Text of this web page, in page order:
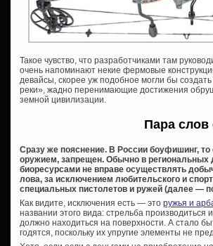
Такое чувство, что разработчиками там
очень напоминают некие фермовые
девайсы, скорее уж подобное могли бы
реки», жадно перенимающие достижения
земной цивилизации.
Пара
Сразу же пояснение. В России боуфишинг,
оружием, запрещен. Обычно в региональных
биоресурсами не вправе осуществлять
лова, за исключением любительского и
специальных пистолетов и ружей (далее —
Как видите, исключения есть — это ружья и
названии этого вида: стрельба
должно находиться на поверхности. А стало
годятся, поскольку их упругие элементы не